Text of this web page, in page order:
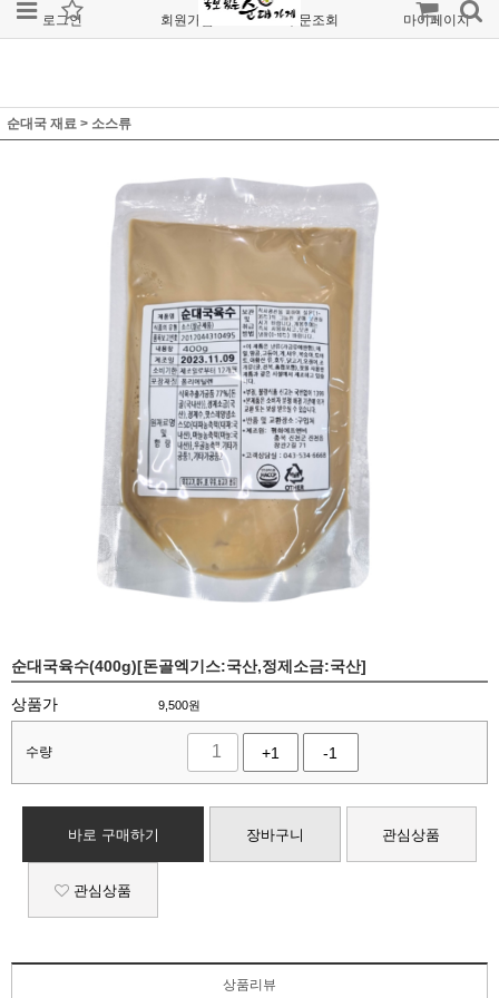
로그인 회원가입 주문조회 마이페이지
순대국 재료 > 소스류
순대국육수(400g)[돈골엑기스:국산,정제소금:국산]
상품가 9,500원
수량 +1 -1
바로 구매하기 장바구니 관심상품
관심상품
상품리뷰